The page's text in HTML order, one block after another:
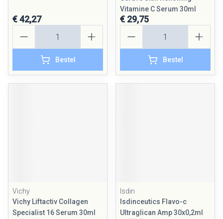
€ 42,27
Bestel
Vitamine C Serum 30ml
€ 29,75
Bestel
Vichy
Vichy Liftactiv Collagen
Specialist 16 Serum 30ml
Isdin
Isdinceutics Flavo-c
Ultraglican Amp 30x0,2ml